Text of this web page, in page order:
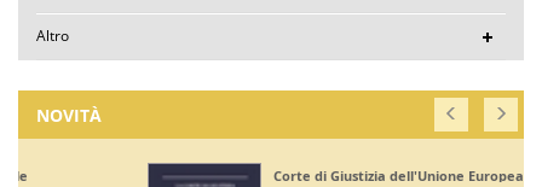
Altro
NOVITÀ
Corte di Giustizia dell'Unione Europea